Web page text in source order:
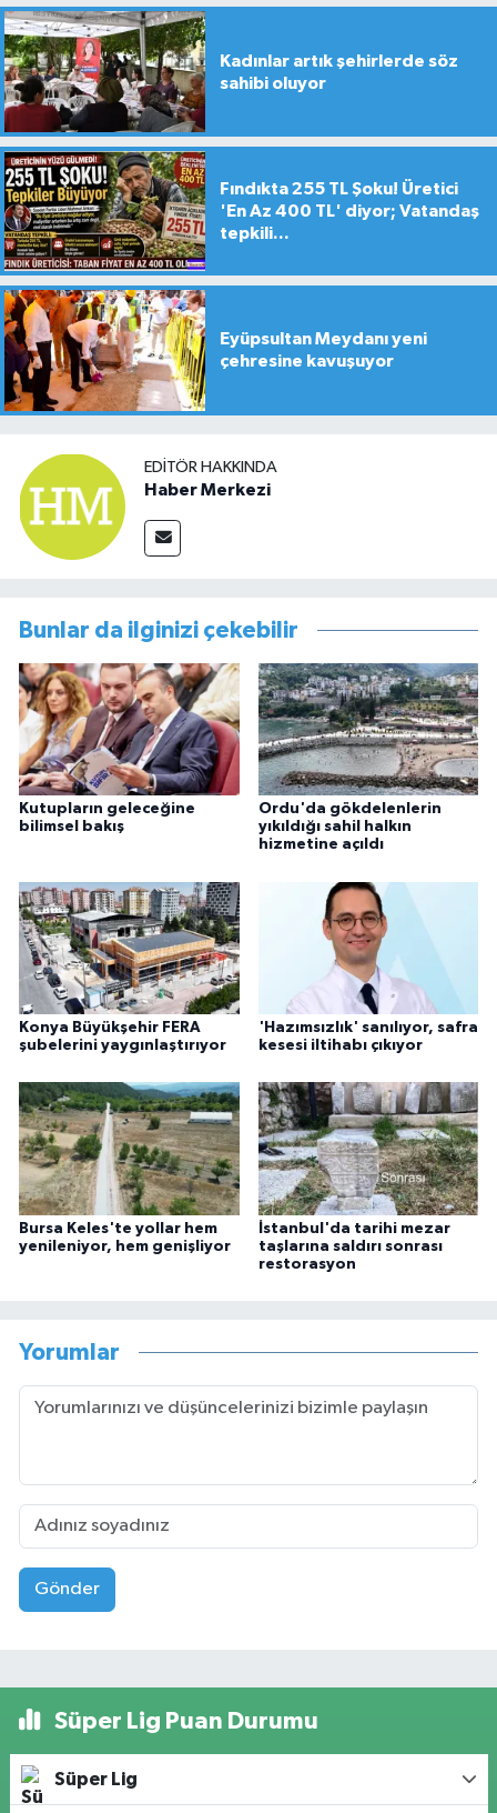
Kadınlar artık şehirlerde söz
sahibi oluyor
Fındıkta 255 TL Şoku! Üretici
'En Az 400 TL' diyor; Vatandaş
tepkili...
Eyüpsultan Meydanı yeni
çehresine kavuşuyor
EDITÖR HAKKINDA
Haber Merkezi
Bunlar da ilginizi çekebilir
Kutupların geleceğine
bilimsel bakış
Ordu'da gökdelenlerin
yıkıldığı sahil halkın
hizmetine açıldı
Konya Büyükşehir FERA
şubelerini yaygınlaştırıyor
'Hazımsızlık' sanılıyor, safra
kesesi iltihabı çıkıyor
Bursa Keles'te yollar hem
yenileniyor, hem genişliyor
İstanbul'da tarihi mezar
taşlarına saldırı sonrası
restorasyon
Yorumlar
Gönder
Süper Lig Puan Durumu
Süper Lig